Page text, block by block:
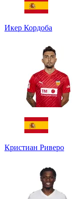
Икер Кордоба
Кристиан Риверо